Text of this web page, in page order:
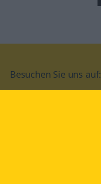
Besuchen Sie uns auf: